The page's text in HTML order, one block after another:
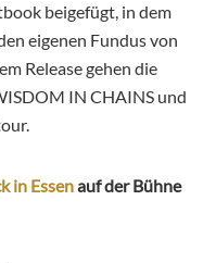
beigefügt, in dem
eigenen Fundus von
Release gehen die
IN CHAINS und
in Essenauf der Bühne